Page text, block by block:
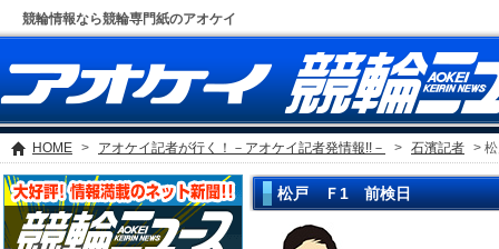
競輪情報なら競輪専門紙のアオケイ
HOME > アオケイ記者が行く！－アオケイ記者発情報!!－ > 石濱記者 >
松戸 Ｆ1 前検日